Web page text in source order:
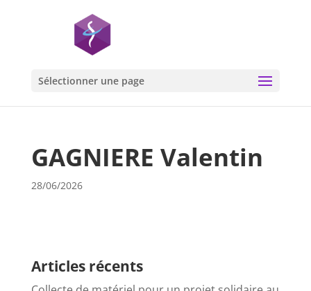
Sélectionner une page
GAGNIERE Valentin
28/06/2026
Articles récents